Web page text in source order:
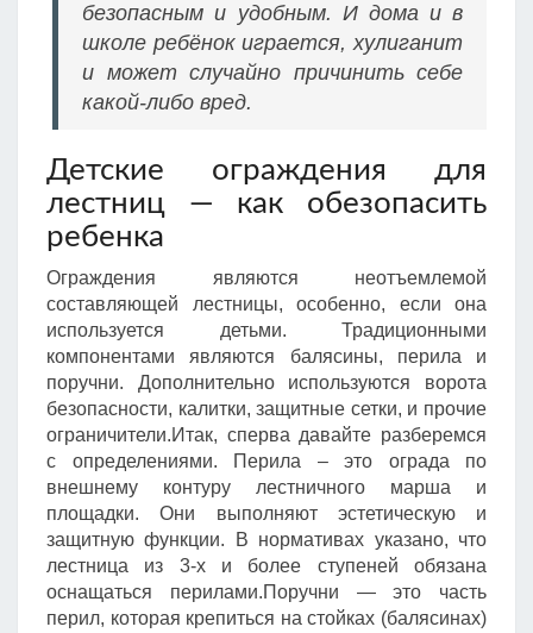
безопасным и удобным. И дома и в
школе ребёнок играется, хулиганит
и может случайно причинить себе
какой-либо вред.
Детские ограждения для
лестниц — как обезопасить
ребенка
Ограждения являются неотъемлемой
составляющей лестницы, особенно, если она
используется детьми. Традиционными
компонентами являются балясины, перила и
поручни. Дополнительно используются ворота
безопасности, калитки, защитные сетки, и прочие
ограничители.Итак, сперва давайте разберемся
с определениями. Перила – это ограда по
внешнему контуру лестничного марша и
площадки. Они выполняют эстетическую и
защитную функции. В нормативах указано, что
лестница из 3-х и более ступеней обязана
оснащаться перилами.Поручни — это часть
перил, которая крепиться на стойках (балясинах)